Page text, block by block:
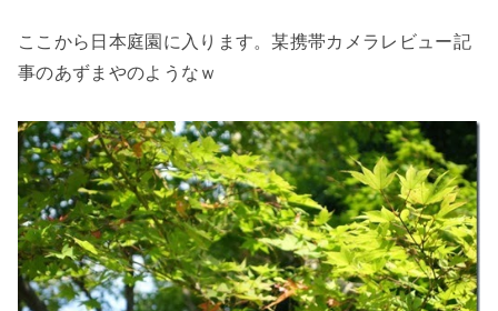
ここから日本庭園に入ります。某携帯カメラレビュー記
事のあずまやのようなｗ